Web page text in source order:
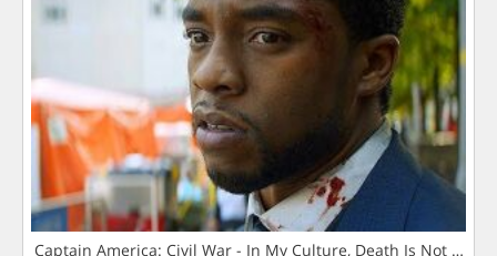
Captain America: Civil War - In My Culture, Death Is Not The